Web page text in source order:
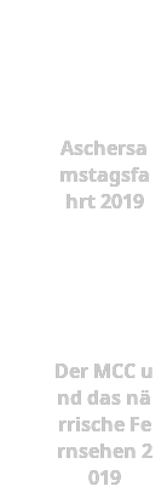
Aschersa
mstagsfa
hrt 2019
Der MCC u
nd das nä
rrische Fe
rnsehen 2
019